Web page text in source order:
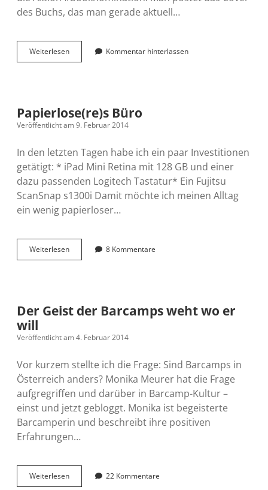
des Buchs, das man gerade aktuell…
Weiterlesen#booknominationKommentar hinterlassen
Papierlose(re)s Büro
Veröffentlicht am 9. Februar 2014
In den letzten Tagen habe ich ein paar Investitionen
getätigt: * iPad Mini Retina mit 128 GB und einer
dazu passenden Logitech Tastatur* Ein Fujitsu
ScanSnap s1300i Damit möchte ich meinen Alltag
ein wenig papierloser…
WeiterlesenPapierlose(re)s
Büro
8 Kommentare
Der Geist der Barcamps weht wo er
will
Veröffentlicht am 4. Februar 2014
Vor kurzem stellte ich die Frage: Sind Barcamps in
Österreich anders? Monika Meurer hat die Frage
aufgregriffen und darüber in Barcamp-Kultur –
einst und jetzt gebloggt. Monika ist begeisterte
Barcamperin und beschreibt ihre positiven
Erfahrungen…
WeiterlesenDer
Geist
22 Kommentare